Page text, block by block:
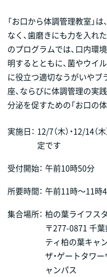
「お口から体調管理教室」
なく、歯磨きにも力を入れ
のプログラムでは、口内環
明するとともに、菌やウイ
に役立つ適切なうがいや
座、ならびに体調管理の実
分泌を促すための「お口の
実施日： 12/7（木）・12/14
定です
受付開始： 午前10時50分
所要時間： 午前11時～11時
集合場所： 柏の葉ライフス
〒277-0871 千
ティ柏の葉キャ
ザ・ゲートタワ
ャンパス